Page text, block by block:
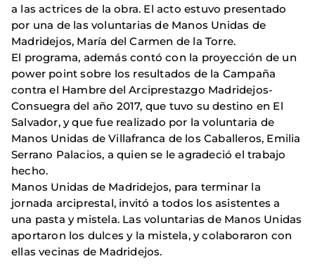
a las actrices de la obra. El acto estuvo presentado
por una de las voluntarias de Manos Unidas de
Madridejos, María del Carmen de la Torre.
El programa, además contó con la proyección de un
power point sobre los resultados de la Campaña
contra el Hambre del Arciprestazgo Madridejos-
Consuegra del año 2017, que tuvo su destino en El
Salvador, y que fue realizado por la voluntaria de
Manos Unidas de Villafranca de los Caballeros, Emilia
Serrano Palacios, a quien se le agradeció el trabajo
hecho.
Manos Unidas de Madridejos, para terminar la
jornada arciprestal, invitó a todos los asistentes a
una pasta y mistela. Las voluntarias de Manos Unidas
aportaron los dulces y la mistela, y colaboraron con
ellas vecinas de Madridejos.